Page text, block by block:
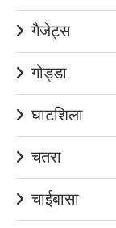
गैजेट्स
गोड्डा
घाटशिला
चतरा
चाईबासा